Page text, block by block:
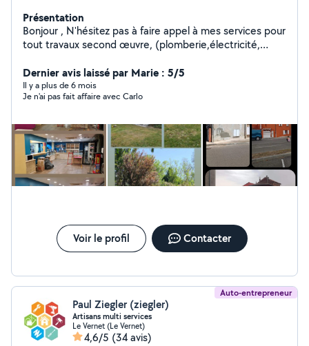
Présentation
Bonjour , N'hésitez pas à faire appel à mes services pour
tout travaux second œuvre, (plomberie,électricité,
Cordialement
Dernier avis laissé par Marie : 5/5
Il y a plus de 6 mois
Je n'ai pas fait affaire avec Carlo
Voir le profil Contacter
Auto-entrepreneur
Paul Ziegler (ziegler)
Artisans multi services
Le Vernet (Le Vernet)
4,6/5 (34 avis)